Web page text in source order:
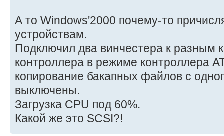
А то Windows'2000 почему-то
устройствам.
Подключил два винчестера к разным
контроллера в режиме контроллера
копирование бакапных файлов с
выключены.
Загрузка CPU под 60%.
Какой же это SCSI?!